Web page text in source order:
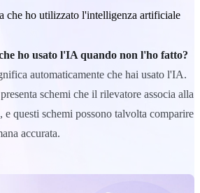
che ho utilizzato l'intelligenza artificiale
ho usato l'IA quando non l'ho fatto?
automaticamente che hai usato l'IA.
schemi che il rilevatore associa alla
questi schemi possono talvolta comparire
accurata.